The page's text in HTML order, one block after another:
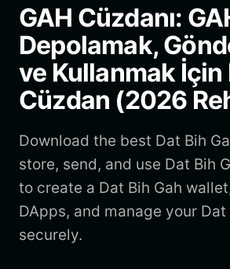
Bahasa Indonesia
ภาษาไทย
Español
Português (Brasil)
GAH Cüzdanı:
Depolamak,
ve Kullanmak İçin
Cüzdan (2026
Download the best Dat Bih
store, send, and use Dat Bih
to create a Dat Bih Gah
DApps, and manage your Dat
securely.